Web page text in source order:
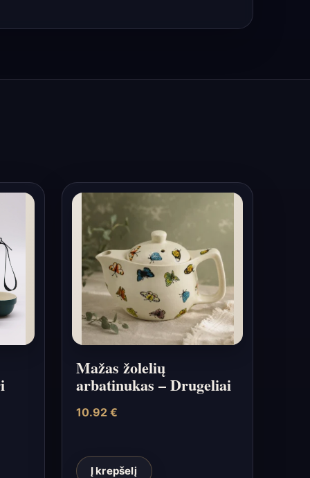
Mažas žolelių
arbatinukas – Drugeliai
10.92 €
Į krepšelį